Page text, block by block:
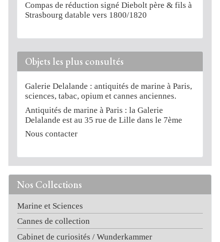
Nos Collections
Marine et Sciences
Cannes de collection
Cabinet de curiosités / Wunderkammer
Compas de réduction signé Diebolt père & fils à
Strasbourg datable vers 1800/1820
Objets les plus consultés
Galerie Delalande : antiquités de marine à Paris,
sciences, tabac, opium et cannes anciennes.
Antiquités de marine à Paris : la Galerie
Delalande est au 35 rue de Lille dans le 7ème
Nous contacter